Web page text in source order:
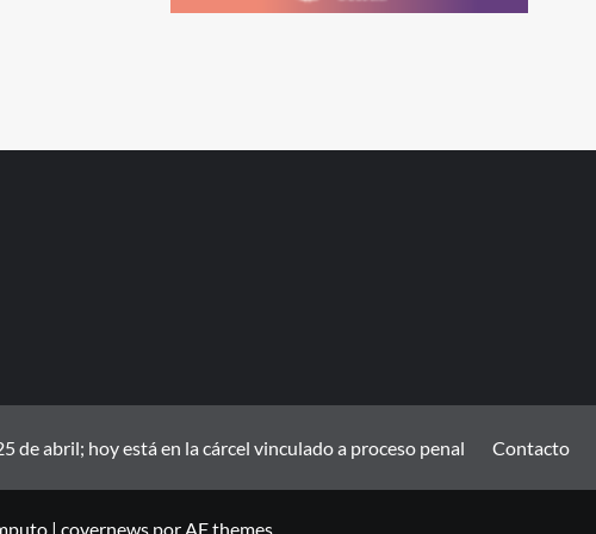
de abril; hoy está en la cárcel vinculado a proceso penal Contacto
| covernewspor AF themes.